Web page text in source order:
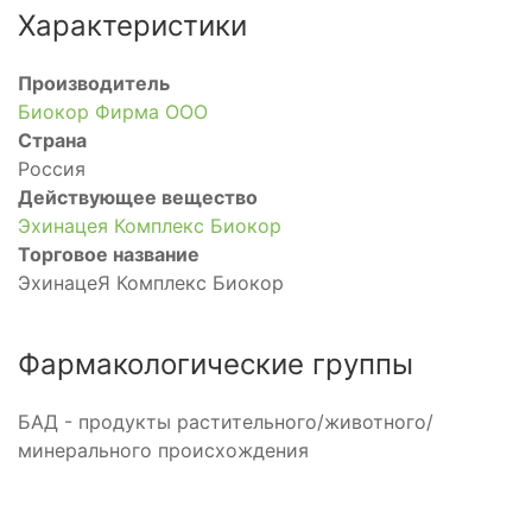
Характеристики
Производитель
Биокор Фирма ООО
Страна
Россия
Действующее вещество
Эхинацея Комплекс Биокор
Торговое название
ЭхинацеЯ Комплекс Биокор
Фармакологические группы
БАД - продукты растительного/животного/
минерального происхождения